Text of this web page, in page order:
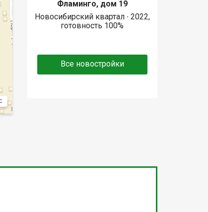
Фламинго, дом 19
Новосибирский квартал ∙ 2022,
готовность 100%
Все новостройки